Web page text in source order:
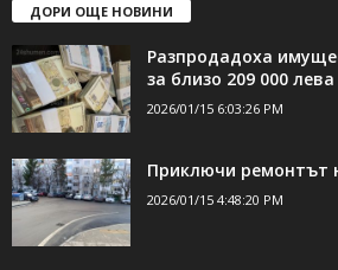
ДОРИ ОЩЕ НОВИНИ
Разпродадоха
за близо 209 000 лева
2026/01/15 6:03:26 PM
Приключи ремонтът
2026/01/15 4:48:20 PM